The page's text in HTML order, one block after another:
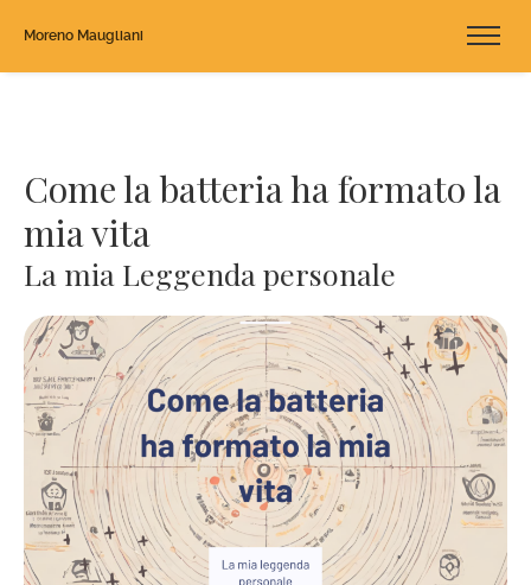
Moreno Maugliani
Come la batteria ha formato la
mia vita
La mia Leggenda personale